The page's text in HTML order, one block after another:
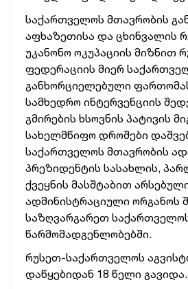
საქართველოს მთავრობის
აფხაზეთისა და ცხინვალის
უკანონო ოკუპაციის მიზნით
ფედერაციის მიერ
განხორციელებული
სამხედრო ინტერვენციის
გმირების ხსოვნის პატივის
სახელმწიფო დროშები
საქართველოს მთავრობის
პრეზიდენტის სასახლის,
ქვეყნის მასშტაბით
ადმინისტრაციული ორგანოს
საზღვარგარეთ
წარმომადგენლობებში.
რუსეთ-საქართველოს
დაწყებიდან 18 წელი გავიდა.